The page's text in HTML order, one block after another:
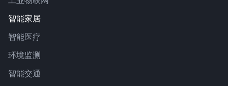
智能家居
智能医疗
环境监测
智能交通